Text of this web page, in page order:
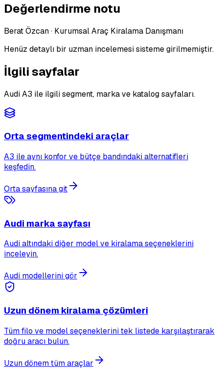
Değerlendirme notu
Berat Özcan· Kurumsal Araç Kiralama Danışmanı
Henüz detaylı bir uzman incelemesi sisteme girilmemiştir.
İlgili sayfalar
Audi A3 ile ilgili segment, marka ve katalog sayfaları.
Orta segmentindeki araçlar
A3 ile aynı konfor ve bütçe bandındaki alternatifleri
keşfedin.
Orta sayfasına git
Audi marka sayfası
Audi altındaki diğer model ve kiralama seçeneklerini
inceleyin.
Audi modellerini gör
Uzun dönem kiralama çözümleri
Tüm filo ve model seçeneklerini tek listede karşılaştırarak
doğru aracı bulun.
Uzun dönem tüm araçlar